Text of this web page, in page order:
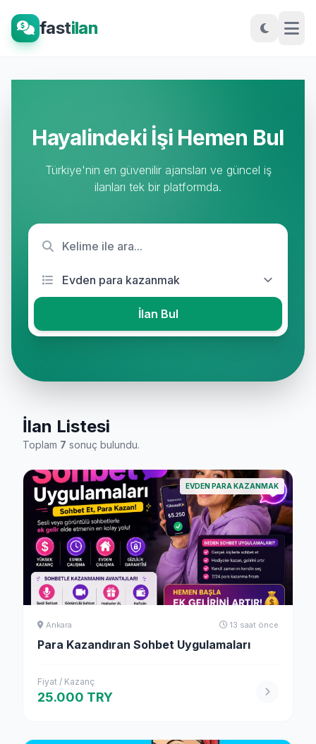
fastilan
Hayalindeki İşi Hemen Bul
Türkiye'nin en güvenilir ajansları ve güncel iş
ilanları tek bir platformda.
İlan Bul
İlan Listesi
Toplam 7 sonuç bulundu.
EVDEN PARA KAZANMAK
Ankara 13 saat önce
Para Kazandıran Sohbet Uygulamaları
Fiyat / Kazanç
25.000 TRY